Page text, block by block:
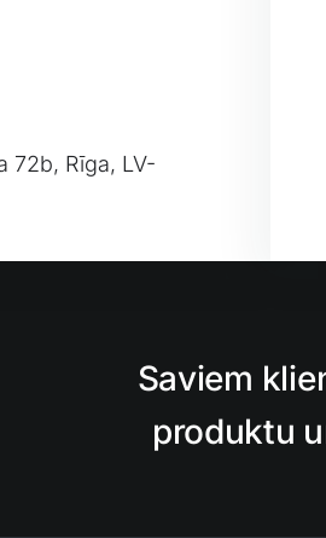
72b, Rīga, LV-
Saviem
produktu